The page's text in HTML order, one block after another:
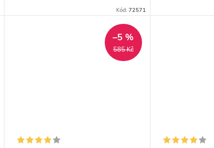
Kód: 72571
585 Kč
–5 %